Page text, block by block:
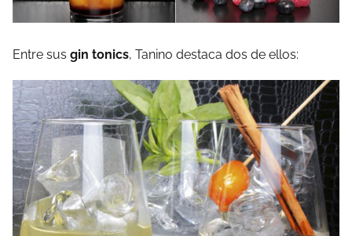
Entre sus gin tonics, Tanino destaca dos de ellos: